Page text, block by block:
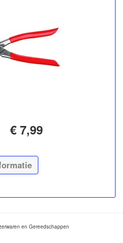
€ 7,99
en Gereedschappen